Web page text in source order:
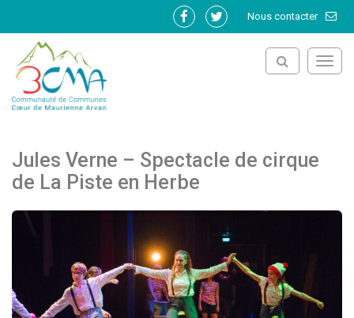
Nous contacter
Lien
Lien
Jules Verne – Spectacle de cirque
de La Piste en Herbe